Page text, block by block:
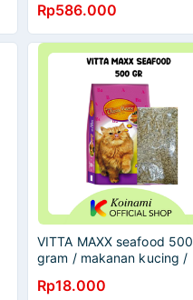
Rp586.000
VITTA MAXX seafood 500
gram / makanan kucing /
vita
Rp18.000